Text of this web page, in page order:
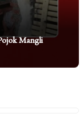
Mangli